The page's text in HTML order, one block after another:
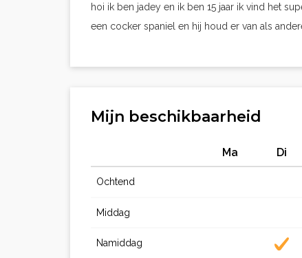
hoi ik ben jadey en ik ben 15 jaar ik vind het
een cocker spaniel en hij houd er van als
Mijn beschikbaarheid
Ma Di
Ochtend
Middag
Namiddag